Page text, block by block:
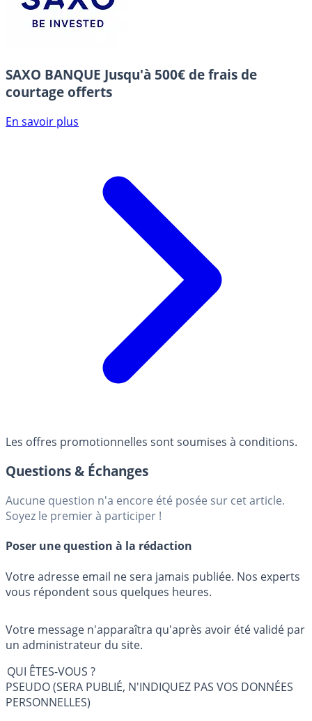
SAXO BANQUE Jusqu'à 500€ de frais de
courtage offerts
En savoir plus
Les offres promotionnelles sont soumises à conditions.
Questions & Échanges
Aucune question n'a encore été posée sur cet article.
Soyez le premier à participer !
Poser une question à la rédaction
Votre adresse email ne sera jamais publiée. Nos experts
vous répondent sous quelques heures.
Votre message n'apparaîtra qu'après avoir été validé par
un administrateur du site.
QUI ÊTES-VOUS ?
PSEUDO (SERA PUBLIÉ, N'INDIQUEZ PAS VOS DONNÉES
PERSONNELLES)